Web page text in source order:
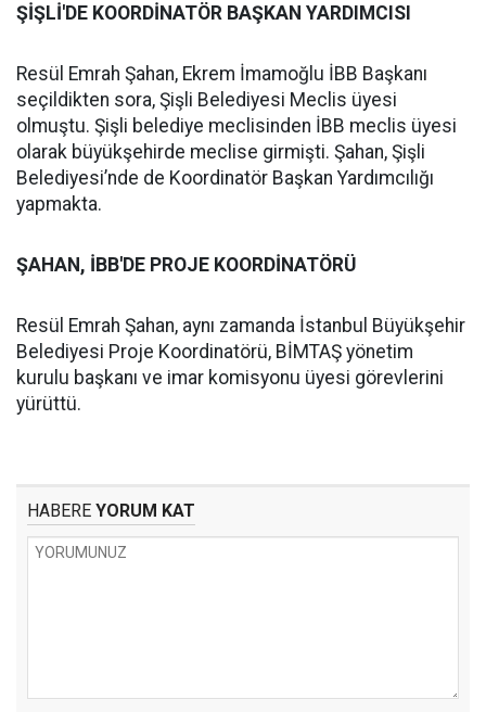
ŞİŞLİ'DE KOORDİNATÖR BAŞKAN YARDIMCISI
Resül Emrah Şahan, Ekrem İmamoğlu İBB Başkanı
seçildikten sora, Şişli Belediyesi Meclis üyesi
olmuştu. Şişli belediye meclisinden İBB meclis üyesi
olarak büyükşehirde meclise girmişti. Şahan, Şişli
Belediyesi’nde de Koordinatör Başkan Yardımcılığı
yapmakta.
ŞAHAN, İBB'DE PROJE KOORDİNATÖRÜ
Resül Emrah Şahan, aynı zamanda İstanbul Büyükşehir
Belediyesi Proje Koordinatörü, BİMTAŞ yönetim
kurulu başkanı ve imar komisyonu üyesi görevlerini
yürüttü.
HABERE YORUM KAT